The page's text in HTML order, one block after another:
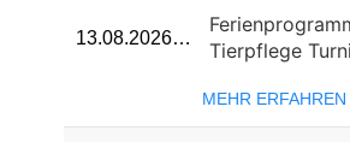
13.08.2026…
Tierpflege
MEHR ERFAHREN